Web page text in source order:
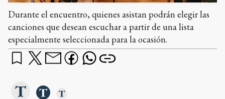
Durante el encuentro, quienes asistan podrán elegir las
canciones que desean escuchar a partir de una lista
especialmente seleccionada para la ocasión.